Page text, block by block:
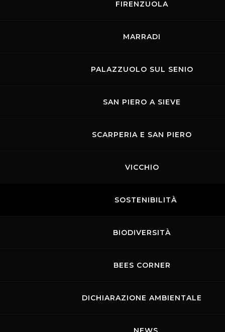
FIRENZUOLA
MARRADI
PALAZZUOLO SUL SENIO
SAN PIERO A SIEVE
SCARPERIA E SAN PIERO
VICCHIO
SOSTENIBILITÀ
BIODIVERSITÀ
BEES CORNER
DICHIARAZIONE AMBIENTALE